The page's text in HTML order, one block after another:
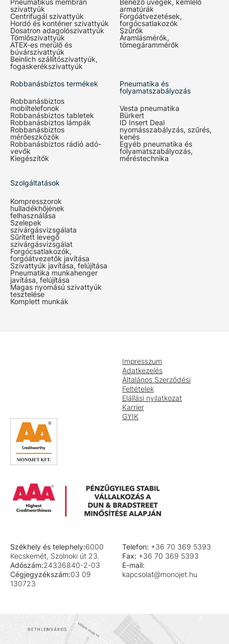
Pneumatikus membrán
szivattyúk
Centrifugál szivattyúk
Hordó és konténer szivattyúk
Dosatron adagolószivattyúk
Tömlőszivattyúk
ATEX-es merülő és
búvárszivattyúk
Beinlich szállítószivattyúk,
fogaskerékszivattyúk
Benéző üvegek, kémlelő
armatúrák
Forgóátvezetések,
forgócsatlakozók
Szűrők
Áramlásmérők,
tömegárammérők
Robbanásbiztos termékek
Robbanásbiztos
mobiltelefonok
Robbanásbiztos tabletek
Robbanásbiztos lámpák
Robbanásbiztos
mérőeszközök
Robbanásbiztos rádió adó-
vevők
Kiegészítők
Pneumatika és
folyamatszabályozás
Vesta pneumatika
Bürkert
ID Insert Deal
nyomásszabályzás, szűrés,
kenés
Egyéb pneumatika és
folyamatszabályozás,
méréstechnika
Szolgáltatások
Kompresszorok
hulladékhőjének
felhasználása
Szelepek
szivárgásvizsgálata
Sűrített levegő
szivárgásvizsgálat
Forgócsatlakozók,
forgóátvezetők javítása
Szivattyúk javítása, felújítása
Pneumatika munkahenger
javítása, felújítása
Magas nyomású szivattyúk
tesztelése
Komplett munkák
Impresszum
Adatkezelés
Általános Szerződési
Feltételek
Elállási nyilatkozat
Karrier
GYIK
Székhely és telephely:6000
Kecskemét, Szolnoki út 23.
Adószám:24336840-2-03
Cégjegyzékszám:03 09
130723
Telefon: +36 70 369 5393
Fax: +36 70 369 5393
E-mail:
kapcsolat@monojet.hu